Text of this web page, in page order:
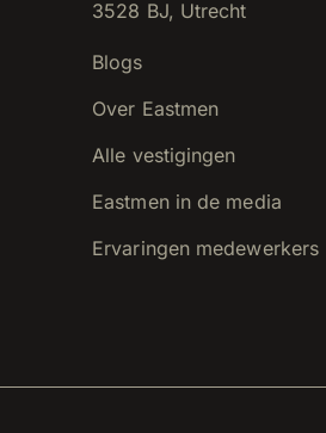
3528 BJ, Utrecht
Blogs
Over Eastmen
Alle vestigingen
Eastmen in de media
Ervaringen medewerkers